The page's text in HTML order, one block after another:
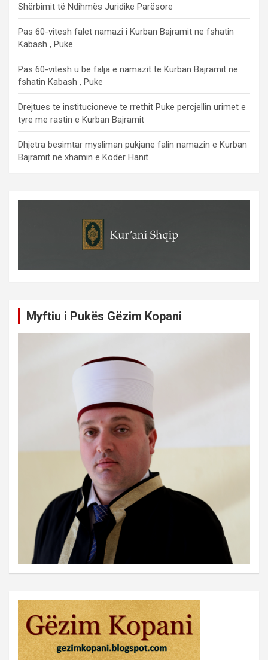
Shërbimit të Ndihmës Juridike Parësore
Pas 60-vitesh falet namazi i Kurban Bajramit ne fshatin
Kabash , Puke
Pas 60-vitesh u be falja e namazit te Kurban Bajramit ne
fshatin Kabash , Puke
Drejtues te institucioneve te rrethit Puke percjellin urimet e
tyre me rastin e Kurban Bajramit
Dhjetra besimtar mysliman pukjane falin namazin e Kurban
Bajramit ne xhamin e Koder Hanit
Myftiu i Pukës Gëzim Kopani